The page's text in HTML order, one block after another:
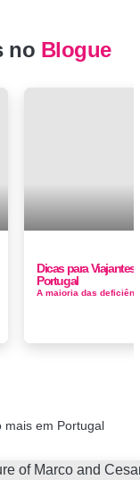
no Blogue
Dicas para Viajantes
Portugal
mais em Portugal